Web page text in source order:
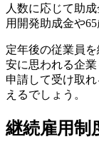
人数に応じて助
用開発助成金や
定年後の従業員
安に思われる企
申請して受け取れ
えるでしょう。
継続雇用制